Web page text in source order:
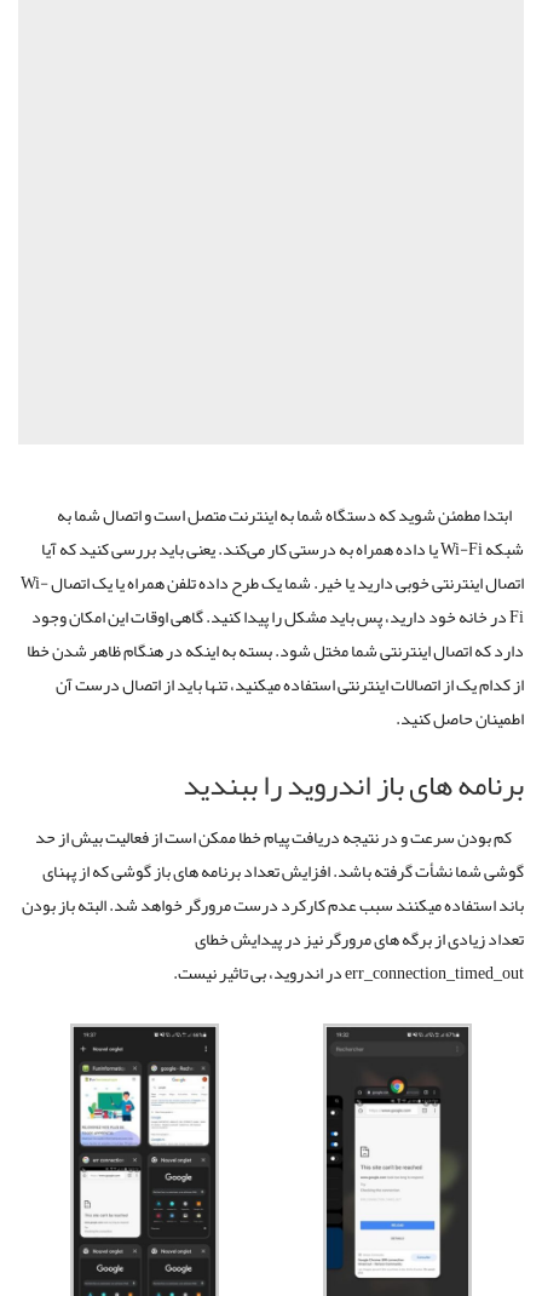
ابتدا مطمئن شوید که دستگاه شما به اینترنت متصل است و اتصال شما به
شبکه Wi-Fi یا داده همراه به درستی کار می‌کند. یعنی باید بررسی کنید که آیا
اتصال اینترنتی خوبی دارید یا خیر. شما یک طرح داده تلفن همراه یا یک اتصال Wi-
Fi در خانه خود دارید، پس باید مشکل را پیدا کنید. گاهی اوقات این امکان وجود
دارد که اتصال اینترنتی شما مختل شود. بسته به اینکه در هنگام ظاهر شدن خطا
از کدام یک از اتصالات اینترنتی استفاده میکنید، تنها باید از اتصال درست آن
اطمینان حاصل کنید.
برنامه های باز اندروید را ببندید
کم بودن سرعت و در نتیجه دریافت پیام خطا ممکن است از فعالیت بیش از حد
گوشی شما نشأت گرفته باشد. افزایش تعداد برنامه های باز گوشی که از پهنای
باند استفاده میکنند سبب عدم کارکرد درست مرورگر خواهد شد. البته باز بودن
تعداد زیادی از برگه های مرورگر نیز در پیدایش خطای
err_connection_timed_out در اندروید، بی تاثیر نیست.